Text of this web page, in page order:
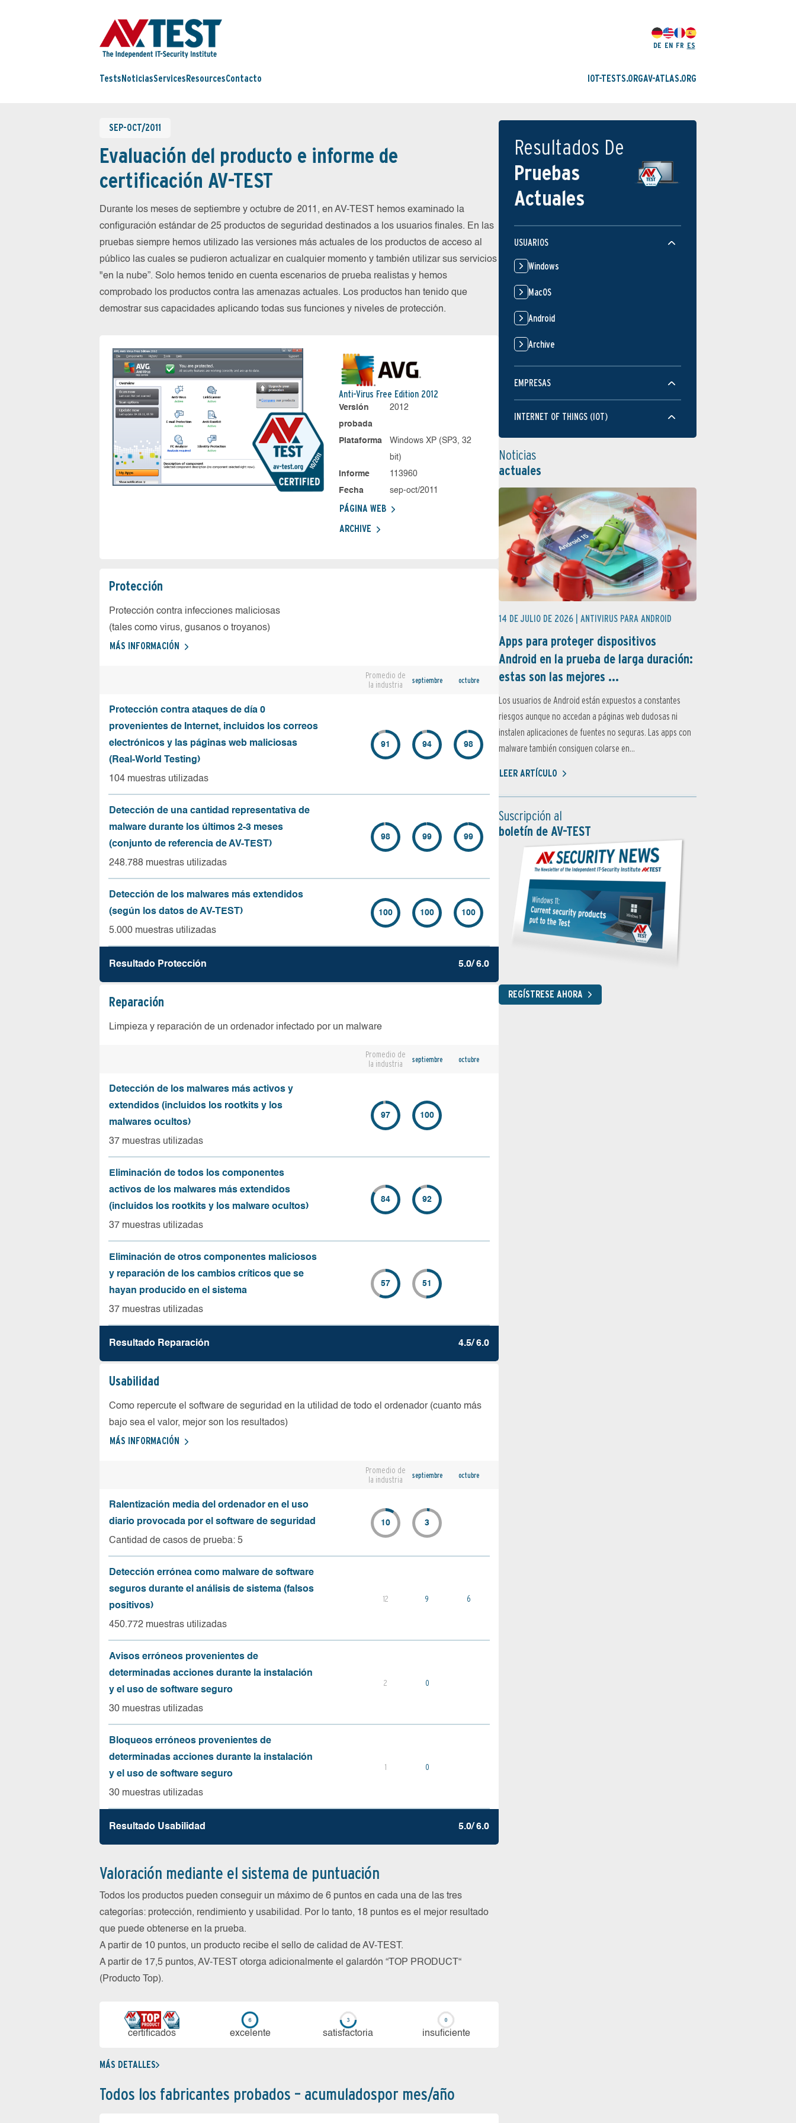
DE EN FR ES
Tests NoticiasServices ResourcesContacto IOT-TESTS.ORGAV-ATLAS.ORG
SEP-OCT/2011
Evaluación del producto e informe de
certificación AV-TEST
Durante los meses de septiembre y octubre de 2011, en AV-TEST hemos examinado la
configuración estándar de 25 productos de seguridad destinados a los usuarios finales. En las
pruebas siempre hemos utilizado las versiones más actuales de los productos de acceso al
público las cuales se pudieron actualizar en cualquier momento y también utilizar sus servicios
"en la nube”. Solo hemos tenido en cuenta escenarios de prueba realistas y hemos
comprobado los productos contra las amenazas actuales. Los productos han tenido que
demostrar sus capacidades aplicando todas sus funciones y niveles de protección.
Anti-Virus Free Edition 2012
Versión
probada
2012
Plataforma
Windows XP (SP3, 32
bit)
Informe
113960
Fecha
sep-oct/2011
PÁGINA WEB
ARCHIVE
Protección
Protección contra infecciones maliciosas
(tales como virus, gusanos o troyanos)
MÁS INFORMACIÓN
Promedio de
la industria
septiembre octubre
Protección contra ataques de día 0
provenientes de Internet, incluidos los correos
electrónicos y las páginas web maliciosas
(Real-World Testing)
104 muestras utilizadas
91 94 98
Detección de una cantidad representativa de
malware durante los últimos 2-3 meses
(conjunto de referencia de AV-TEST)
248.788 muestras utilizadas
98 99 99
Detección de los malwares más extendidos
(según los datos de AV-TEST)
5.000 muestras utilizadas
100 100 100
Resultado Protección 5.0/ 6.0
Reparación
Limpieza y reparación de un ordenador infectado por un malware
Promedio de
la industria
septiembre octubre
Detección de los malwares más activos y
extendidos (incluidos los rootkits y los
malwares ocultos)
37 muestras utilizadas
97 100
Eliminación de todos los componentes
activos de los malwares más extendidos
(incluidos los rootkits y los malware ocultos)
37 muestras utilizadas
84 92
Eliminación de otros componentes maliciosos
y reparación de los cambios críticos que se
hayan producido en el sistema
37 muestras utilizadas
57 51
Resultado Reparación 4.5/ 6.0
Usabilidad
Como repercute el software de seguridad en la utilidad de todo el ordenador (cuanto más
bajo sea el valor, mejor son los resultados)
MÁS INFORMACIÓN
Promedio de
la industria
septiembre octubre
Ralentización media del ordenador en el uso
diario provocada por el software de seguridad
Cantidad de casos de prueba: 5
10 3
Detección errónea como malware de software
seguros durante el análisis de sistema (falsos
positivos)
450.772 muestras utilizadas
12 9 6
Avisos erróneos provenientes de
determinadas acciones durante la instalación
y el uso de software seguro
30 muestras utilizadas
2 0
Bloqueos erróneos provenientes de
determinadas acciones durante la instalación
y el uso de software seguro
30 muestras utilizadas
1 0
Resultado Usabilidad 5.0/ 6.0
Valoración mediante el sistema de puntuación
Todos los productos pueden conseguir un máximo de 6 puntos en cada una de las tres
categorías: protección, rendimiento y usabilidad. Por lo tanto, 18 puntos es el mejor resultado
que puede obtenerse en la prueba.
A partir de 10 puntos, un producto recibe el sello de calidad de AV-TEST.
A partir de 17,5 puntos, AV-TEST otorga adicionalmente el galardón “TOP PRODUCT“
(Producto Top).
certi­ficados ex­ce­len­te sa­tis­fac­to­ria in­su­fi­cien­te
MÁS DETALLES
Todos los fabricantes probados – acumuladospor mes/año
Resultados De
Pruebas
Actuales
USUARIOS
Windows
MacOS
Android
Archive
EMPRESAS
INTERNET OF THINGS (IOT)
Noticias
actuales
14 DE JULIO DE 2026 | ANTIVIRUS PARA ANDROID
Apps para proteger dispositivos
Android en la prueba de larga duración:
estas son las mejores ...
Los usuarios de Android están expuestos a constantes
riesgos aunque no accedan a páginas web dudosas ni
instalen aplicaciones de fuentes no seguras. Las apps con
malware también consiguen colarse en...
LEER ARTÍCULO
Suscripción al
boletín de AV-TEST
REGÍSTRESE AHORA